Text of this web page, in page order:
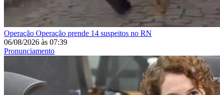
Operação Operação prende 14 suspeitos no RN
06/08/2026 às 07:39
Pronunciamento